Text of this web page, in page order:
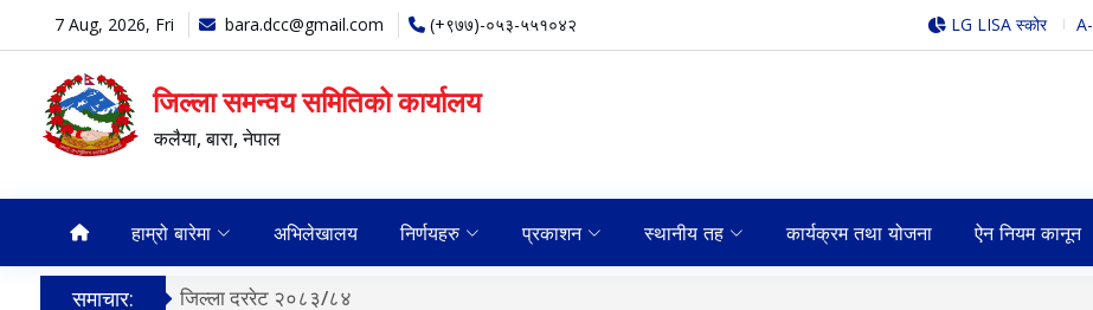
7 Aug, 2026, Fri bara.dcc@gmail.com (+९७७)-०५३-५५१०४२ LG LISA स्कोर A-
जिल्ला समन्वय समितिको कार्यालय
कलैया, बारा, नेपाल
हाम्रो बारेमा अभिलेखालय निर्णयहरु प्रकाशन स्थानीय तह कार्यक्रम तथा योजना ऐन नियम कानून
समाचार: गाउँपालिका तथा नगरपालिका र वडा सङ्ख्या तथा सिमाना हेरफेर र नगरपालिका वर्गीकरणको पुनरावलोकन सम्बन्धी मापदण्ड,२०८३